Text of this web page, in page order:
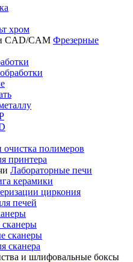
хром
Фрезерные
полимеров
принтера
Лабораторные печи
керамики
циркония
печей
сканеры
сканера